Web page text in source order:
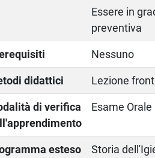
Essere in
preventiva
Nessuno
didattici Lezione
di verifica
Esame Orale
esteso
Storia